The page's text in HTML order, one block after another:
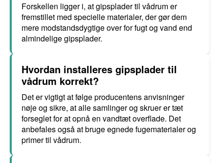
Forskellen ligger i, at gipsplader til vådrum er
fremstillet med specielle materialer, der gør dem
mere modstandsdygtige over for fugt og vand end
almindelige gipsplader.
Hvordan installeres gipsplader til
vådrum korrekt?
Det er vigtigt at følge producentens anvisninger
nøje og sikre, at alle samlinger og skruer er tæt
forseglet for at opnå en vandtæt overflade. Det
anbefales også at bruge egnede fugematerialer og
primer til vådrum.